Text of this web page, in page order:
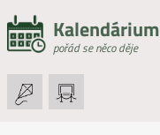
Kalendárium
pořád se něco děje